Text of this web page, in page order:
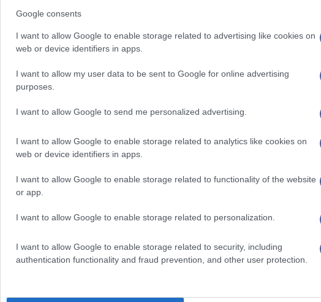
Google consents
I want to allow Google to enable storage related to advertising like cookies on
web or device identifiers in apps.
I want to allow my user data to be sent to Google for online advertising
purposes.
I want to allow Google to send me personalized advertising.
I want to allow Google to enable storage related to analytics like cookies on
web or device identifiers in apps.
I want to allow Google to enable storage related to functionality of the website
or app.
I want to allow Google to enable storage related to personalization.
I want to allow Google to enable storage related to security, including
authentication functionality and fraud prevention, and other user protection.
Οι άνεμοι θα πνέουν στα βορειοανατολικά από βόρειες
δυτικές διευθύνσεις 3 με 5 και στο νότιο Αιγαίο τοπικά 6
Η θερμοκρασία θα σημειώσει μικρή πτώση, κυρίως στα
βαθμούς και στις υπόλοιπες περιοχές τους 24 με 27
Καιρός: Νεφώσεις παροδικά αυξημένες με τοπικές